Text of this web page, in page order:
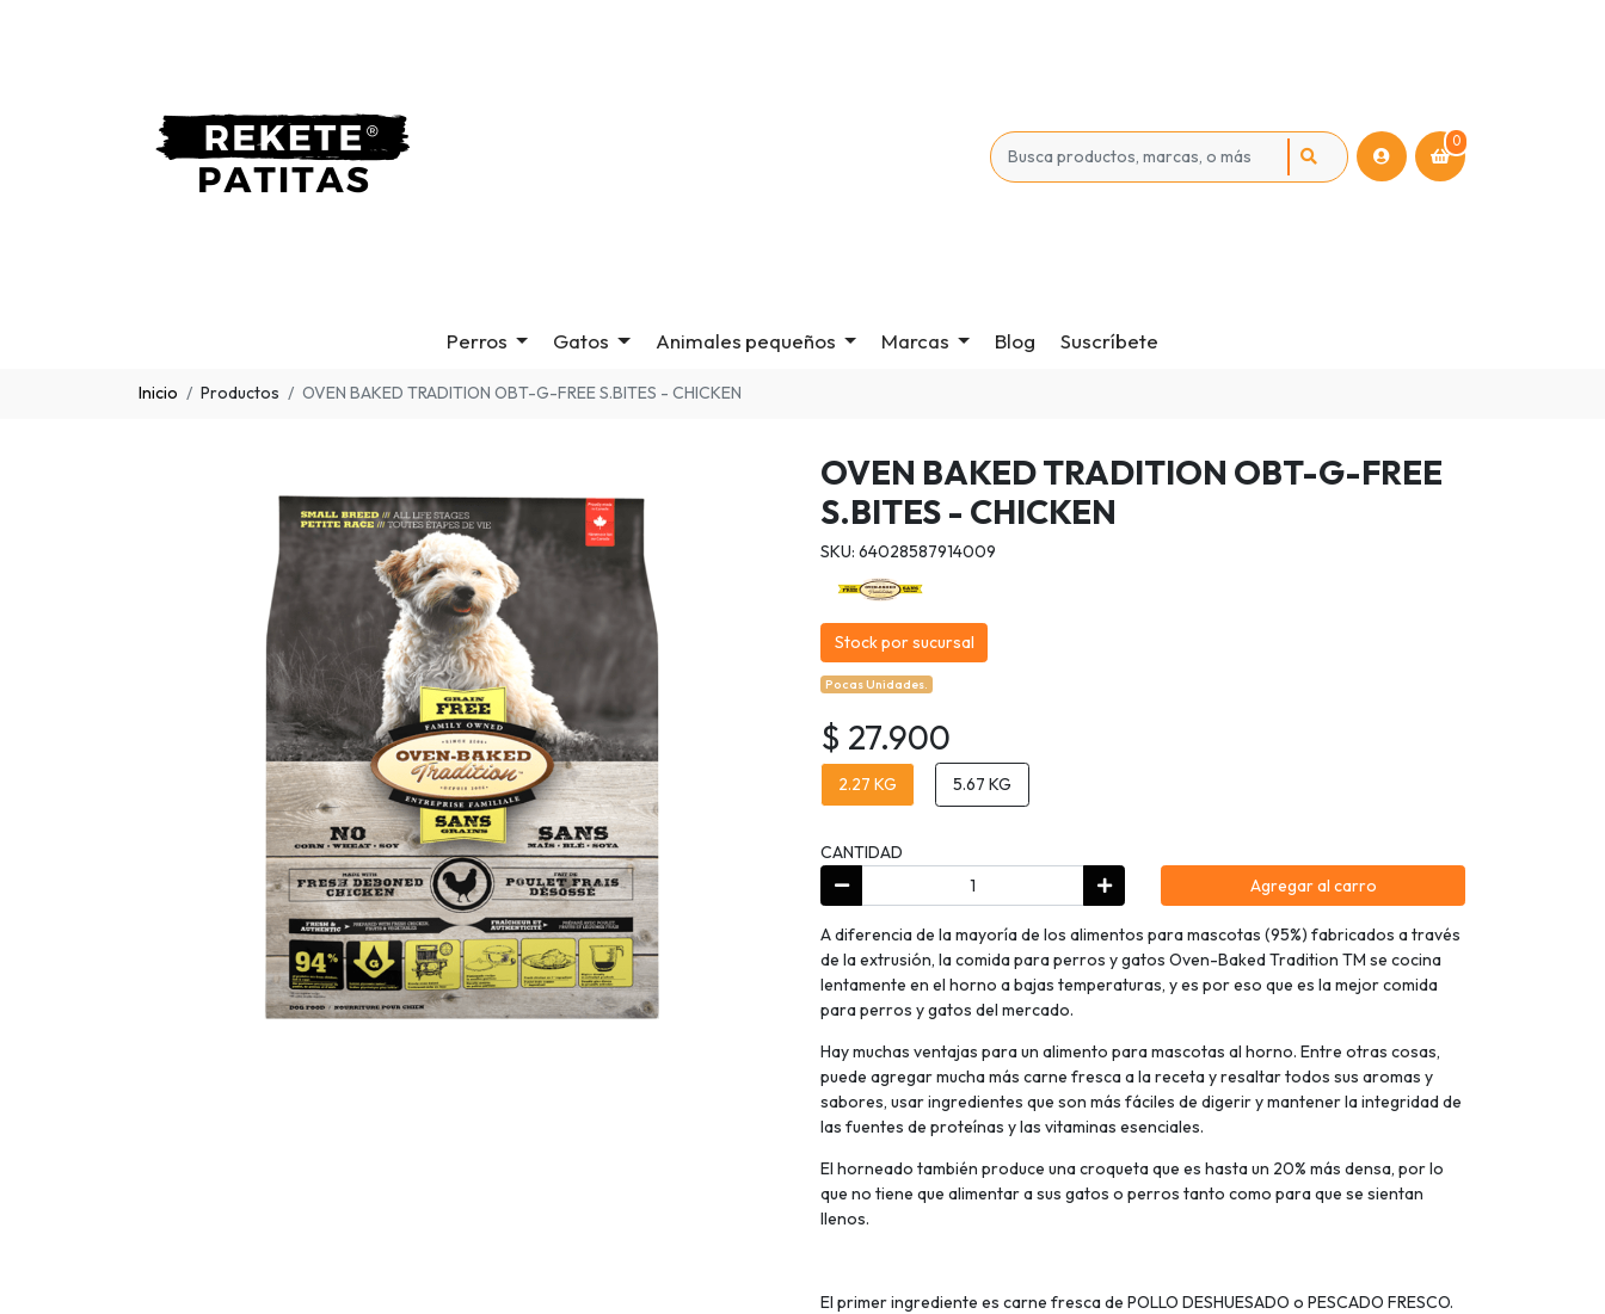
0
Perros Gatos Animales pequeños Marcas Blog Suscríbete
Inicio Productos OVEN BAKED TRADITION OBT-G-FREE S.BITES - CHICKEN
OVEN BAKED TRADITION OBT-G-FREE
S.BITES - CHICKEN
SKU: 64028587914009
Stock por sucursal
Pocas Unidades.
$ 27.900
2.27 KG 5.67 KG
CANTIDAD
Agregar al carro
A diferencia de la mayoría de los alimentos para mascotas (95%) fabricados a través
de la extrusión, la comida para perros y gatos Oven-Baked Tradition TM se cocina
lentamente en el horno a bajas temperaturas, y es por eso que es la mejor comida
para perros y gatos del mercado.
Hay muchas ventajas para un alimento para mascotas al horno. Entre otras cosas,
puede agregar mucha más carne fresca a la receta y resaltar todos sus aromas y
sabores, usar ingredientes que son más fáciles de digerir y mantener la integridad de
las fuentes de proteínas y las vitaminas esenciales.
El horneado también produce una croqueta que es hasta un 20% más densa, por lo
que no tiene que alimentar a sus gatos o perros tanto como para que se sientan
llenos.
El primer ingrediente es carne fresca de POLLO DESHUESADO o PESCADO FRESCO.